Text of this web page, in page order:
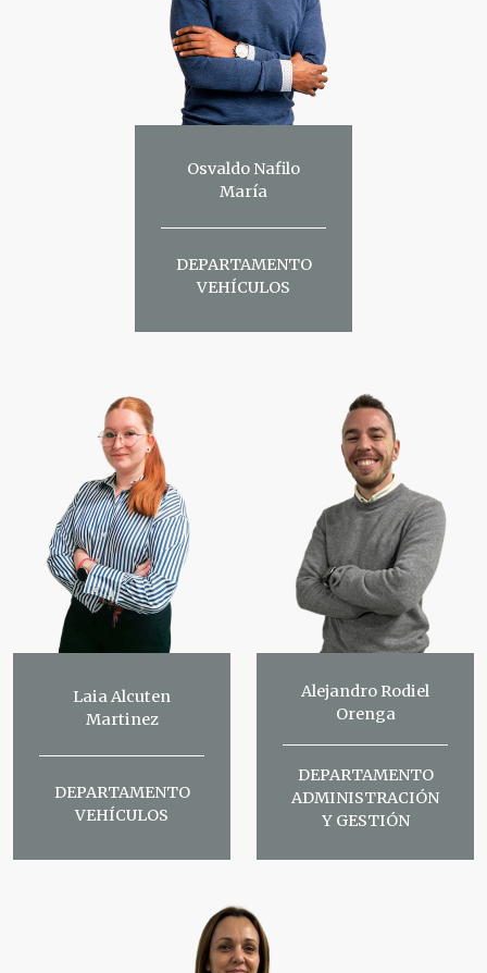
Osvaldo Nafilo
María
DEPARTAMENTO
VEHÍCULOS
Laia Alcuten
Martinez
DEPARTAMENTO
VEHÍCULOS
Alejandro Rodiel
Orenga
DEPARTAMENTO
ADMINISTRACIÓN
Y GESTIÓN